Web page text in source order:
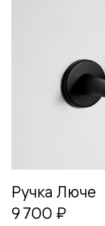
Ручка Люче
9 700 ₽